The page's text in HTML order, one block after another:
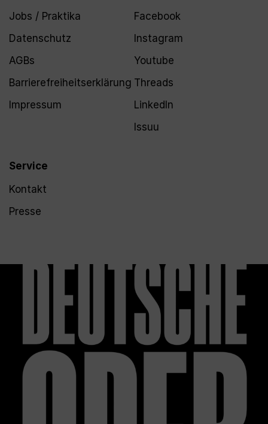
Jobs / Praktika
Datenschutz
AGBs
Barrierefreiheitserklärung
Impressum
Service
Kontakt
Presse
Facebook
Instagram
Youtube
Threads
LinkedIn
Issuu